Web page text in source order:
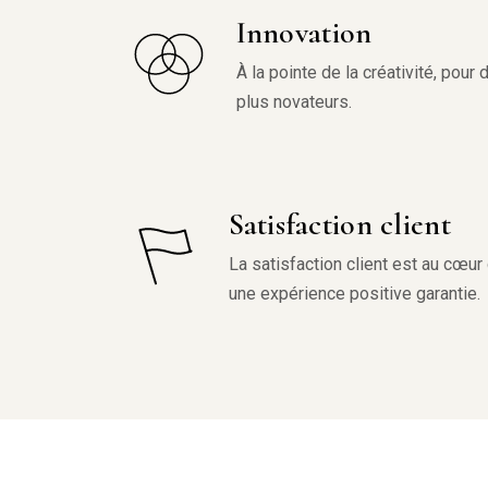
Innovation
À la pointe de la créativité, pour
plus novateurs.
Satisfaction client
La satisfaction client est au cœur
une expérience positive garantie.